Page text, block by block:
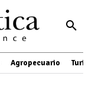
Agropecuario